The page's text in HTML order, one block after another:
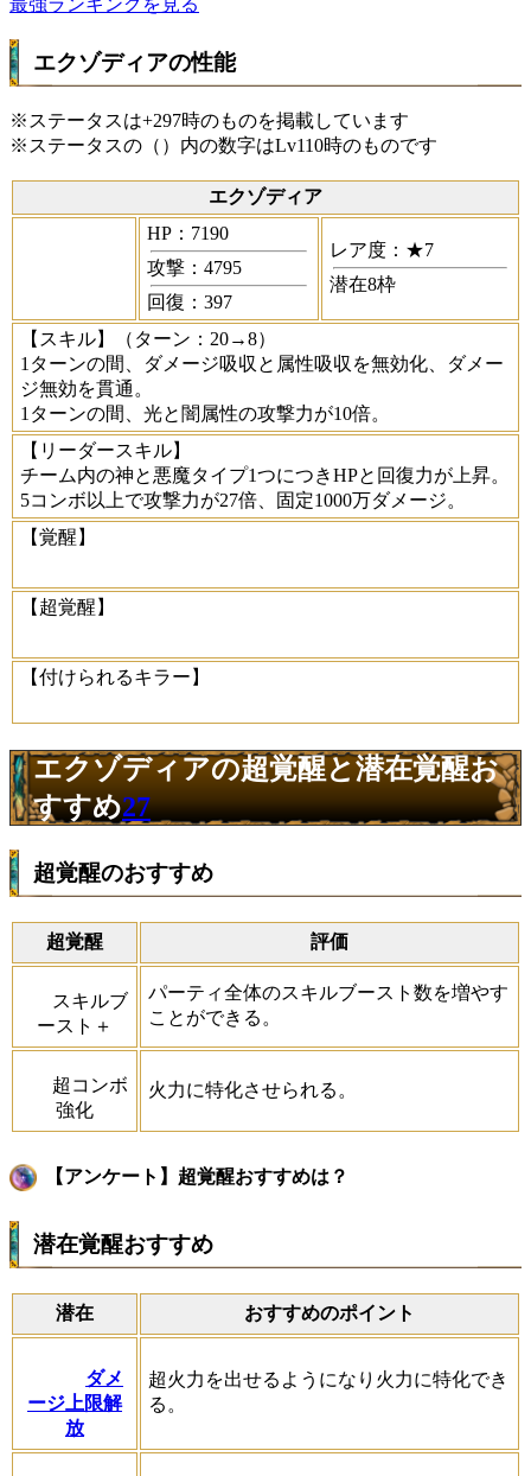
エクゾディアの性能
※ステータスは+297時のものを掲載しています
※ステータスの（）内の数字はLv110時のものです
エクゾディア
HP：7190
攻撃：4795
回復：397
レア度：★7
潜在8枠
【スキル】
（ターン：20→8）
1ターンの間、ダメージ吸収と属性吸収を無効化、ダメー
ジ無効を貫通。
1ターンの間、光と闇属性の攻撃力が10倍。
【リーダースキル】
チーム内の神と悪魔タイプ1つにつきHPと回復力が上昇。
5コンボ以上で攻撃力が27倍、固定1000万ダメージ。
【覚醒】
【超覚醒】
【付けられるキラー】
エクゾディアの超覚醒と潜在覚醒お
すすめ27
超覚醒のおすすめ
超覚醒 評価
スキルブ
ースト＋
パーティ全体のスキルブースト数を増やす
ことができる。
超コンボ
強化
火力に特化させられる。
【アンケート】超覚醒おすすめは？
潜在覚醒おすすめ
潜在 おすすめのポイント
ダメ
ージ上限解
放
超火力を出せるようになり火力に特化でき
る。